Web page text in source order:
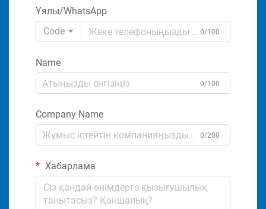
Ұялы/WhatsApp
Code
0/100
Name
0/100
Company Name
0/200
Хабарлама